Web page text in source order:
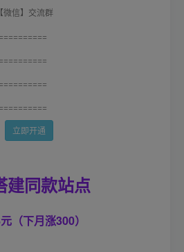
微信】交流群
立即开通
同款站点
（下月涨300）